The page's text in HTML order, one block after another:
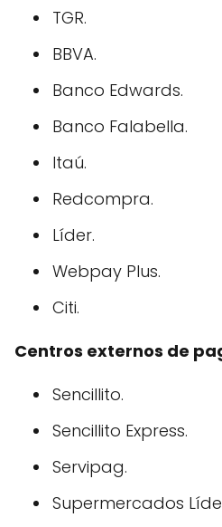
TGR.
BBVA.
Banco Edwards.
Banco Falabella.
Itaú.
Redcompra.
Líder.
Webpay Plus.
Citi.
Centros externos de
Sencillito.
Sencillito Express.
Servipag.
Supermercados